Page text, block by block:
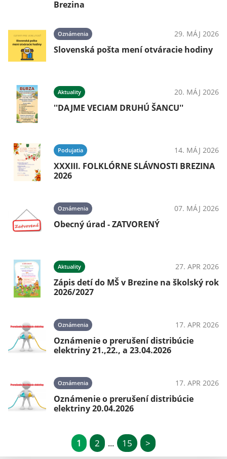
Brezina
Oznámenia 29. MÁJ 2026
Slovenská pošta mení otváracie hodiny
Aktuality 20. MÁJ 2026
''DAJME VECIAM DRUHÚ ŠANCU''
Podujatia 14. MÁJ 2026
XXXIII. FOLKLÓRNE SLÁVNOSTI BREZINA
2026
Oznámenia 07. MÁJ 2026
Obecný úrad - ZATVORENÝ
Aktuality 27. APR 2026
Zápis detí do MŠ v Brezine na školský rok
2026/2027
Oznámenia 17. APR 2026
Oznámenie o prerušení distribúcie
elektriny 21.,22., a 23.04.2026
Oznámenia 17. APR 2026
Oznámenie o prerušení distribúcie
elektriny 20.04.2026
1 2 ... 15 >